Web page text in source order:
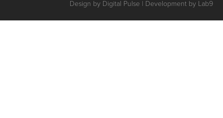
Design by Digital Pulse | Development by Lab9